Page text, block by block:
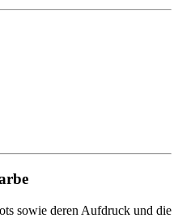
sowie deren Aufdruck und die